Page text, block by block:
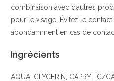
combinaison avec d’autres
pour le visage. Évitez le
abondamment en cas de
Ingrédients
AQUA, GLYCERIN, CAPRYLIC/